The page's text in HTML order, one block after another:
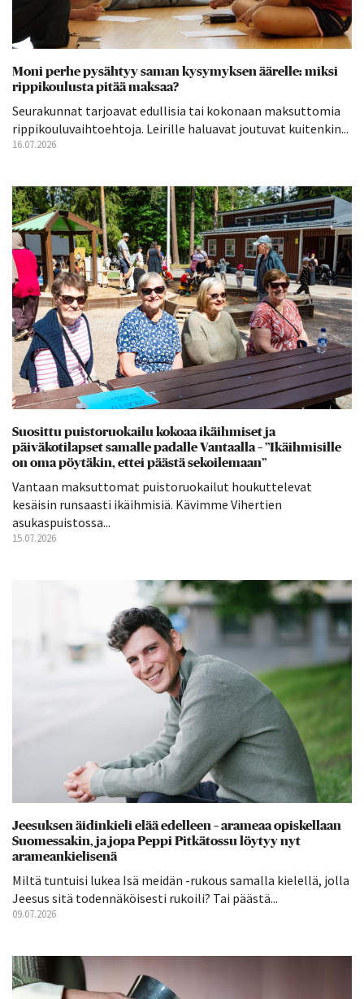
Moni perhe pysähtyy saman kysymyksen äärelle: miksi
rippikoulusta pitää maksaa?
Seurakunnat tarjoavat edullisia tai kokonaan maksuttomia
rippikouluvaihtoehtoja. Leirille haluavat joutuvat kuitenkin...
16.07.2026
Suosittu puistoruokailu kokoaa ikäihmiset ja
päiväkotilapset samalle padalle Vantaalla – ”Ikäihmisille
on oma pöytäkin, ettei päästä sekoilemaan”
Vantaan maksuttomat puistoruokailut houkuttelevat
kesäisin runsaasti ikäihmisiä. Kävimme Vihertien
asukaspuistossa...
15.07.2026
Jeesuksen äidinkieli elää edelleen – arameaa opiskellaan
Suomessakin, ja jopa Peppi Pitkätossu löytyy nyt
arameankielisenä
Miltä tuntuisi lukea Isä meidän -rukous samalla kielellä, jolla
Jeesus sitä todennäköisesti rukoili? Tai päästä...
09.07.2026